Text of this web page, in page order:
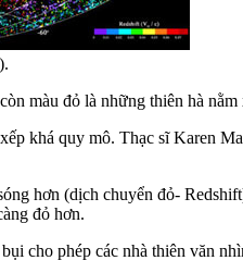
).
màu đỏ là những thiên hà
khá quy mô. Thạc sĩ Karen
hơn (dịch chuyển đỏ-
đỏ hơn.
cho phép các nhà thiên văn